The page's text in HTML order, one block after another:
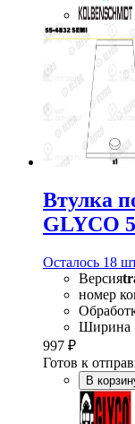
Втулка
GLYCO
Осталось 18
Версия
номер
Ширина
997 ₽
Готов к
В